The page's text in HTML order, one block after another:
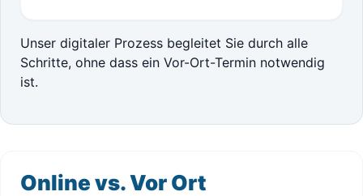
Unser digitaler Prozess begleitet Sie durch alle
Schritte, ohne dass ein Vor-Ort-Termin notwendig
ist.
Online vs. Vor Ort